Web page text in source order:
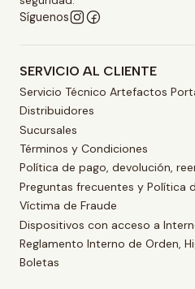
Síguenos
SERVICIO AL CLIENTE
Servicio Técnico Artefactos
Distribuidores
Sucursales
Términos y Condiciones
Política de pago, devolución,
Preguntas frecuentes y Política
Víctima de Fraude
Dispositivos con acceso a
Reglamento Interno de Orden,
Boletas